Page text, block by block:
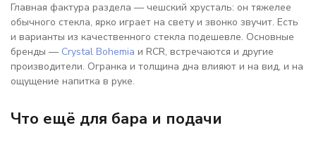
Главная фактура раздела — чешский хрусталь: он тяжелее
обычного стекла, ярко играет на свету и звонко звучит. Есть
и варианты из качественного стекла подешевле. Основные
бренды — Crystal Bohemia и RCR, встречаются и другие
производители. Огранка и толщина дна влияют и на вид, и на
ощущение напитка в руке.
Что ещё для бара и подачи